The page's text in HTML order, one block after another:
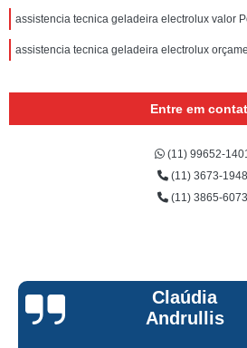
assistencia tecnica geladeira electrolux valor
assistencia tecnica geladeira electrolux
Entre em
(11) 99652-
(11) 3673-1948
(11) 3865-6073
Claúdia
Andrullis